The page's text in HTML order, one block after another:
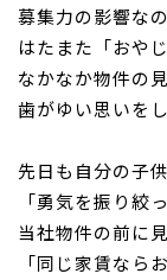
募集力の影響なの
はたまた「おや
なかなか物件の
歯がゆい思いを
先日も自分の子
「勇気を振り絞っ
当社物件の前に
「同じ家賃なら